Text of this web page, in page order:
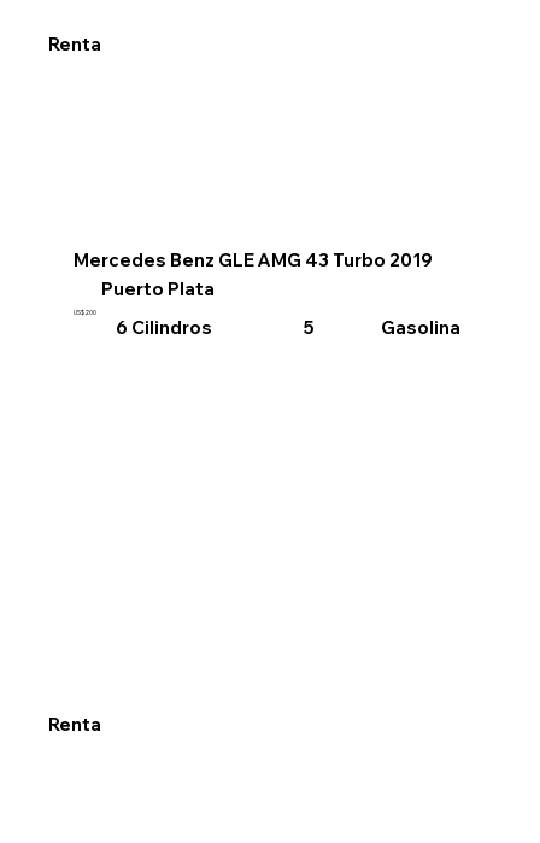
Renta
Mercedes Benz GLE AMG 43 Turbo 2019
Puerto Plata
US$200
6 Cilindros 5 Gasolina
Renta